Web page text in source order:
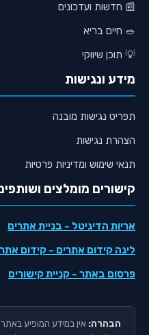
📰 חדשות ועדכונים
🥗 חיים בריא
💡 תוכן שיווקי
מידע ונגישות
תפריט נגישות מובנה
הצהרת נגישות
תנאי שימוש ומדיניות פרטיות
קישורים מומלצים
אריות הדיגיטל - בניית אתרים
ליגה קידום אתרים - קידום
פרסום באתר - קניית קישורים
הבהרה: אין במידע המופיע באתר